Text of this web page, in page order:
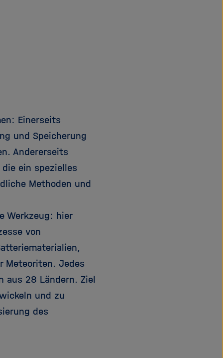
Einerseits
und Speicherung
Andererseits
ein spezielles
Methoden und
Werkzeug: hier
von
Meteoriten. Jedes
aus 28 Ländern. Ziel
und zu
des